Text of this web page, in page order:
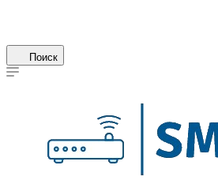
Поиск